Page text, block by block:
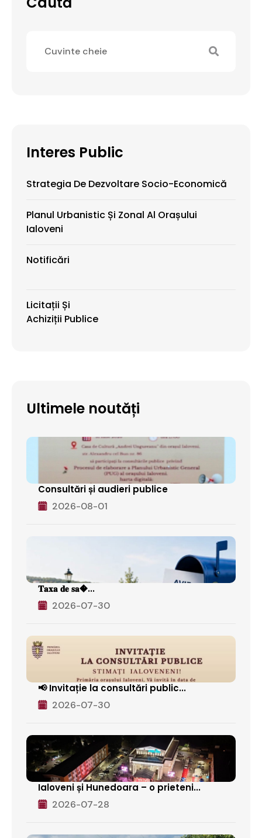
Interes Public
Strategia De Dezvoltare Socio-Economică
Planul Urbanistic Și Zonal Al Orașului
Ialoveni
Notificări
Licitații Și
Achiziții Publice
Ultimele noutăți
Consultări și audieri publice
2026-08-01
𝐓𝐚𝐱𝐚 𝐝𝐞 𝐬𝐚�...
2026-07-30
📢 Invitație la consultări public...
2026-07-30
Ialoveni și Hunedoara – o prieteni...
2026-07-28